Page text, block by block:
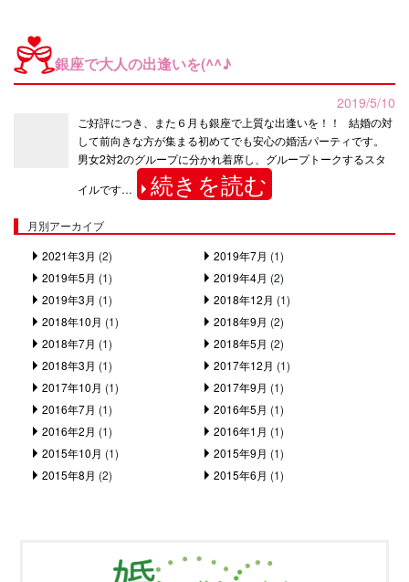
銀座で大人の出逢いを(^^♪
2019/5/10
ご好評につき、また６月も銀座で上質な出逢いを！！ 結婚の対
して前向きな方が集まる初めてでも安心の婚活パーティです。
男女2対2のグループに分かれ着席し、グループトークするスタ
イルです…
続きを読む
月別アーカイブ
2021年3月 (2) 2019年7月 (1)
2019年5月 (1) 2019年4月 (2)
2019年3月 (1) 2018年12月 (1)
2018年10月 (1) 2018年9月 (2)
2018年7月 (1) 2018年5月 (2)
2018年3月 (1) 2017年12月 (1)
2017年10月 (1) 2017年9月 (1)
2016年7月 (1) 2016年5月 (1)
2016年2月 (1) 2016年1月 (1)
2015年10月 (1) 2015年9月 (1)
2015年8月 (2) 2015年6月 (1)